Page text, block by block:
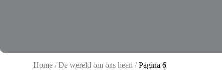
Home /De wereld om ons heen /Pagina 6